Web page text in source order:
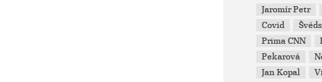
Jaromír Petr
Covid
Prima CNN
Pekarová
Jan Kopal